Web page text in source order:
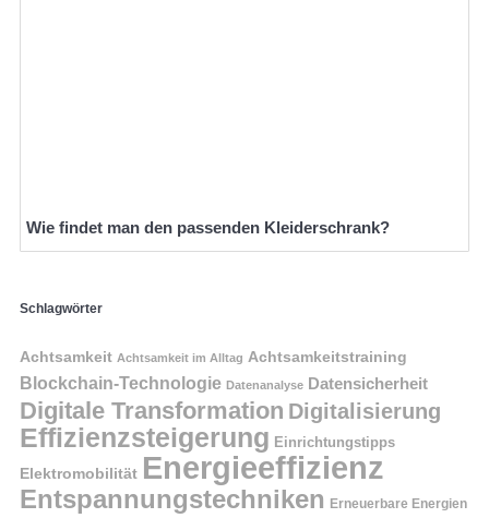
Wie findet man den passenden Kleiderschrank?
Schlagwörter
Achtsamkeit Achtsamkeit im Alltag Achtsamkeitstraining
Blockchain-Technologie Datenanalyse Datensicherheit
Digitale Transformation Digitalisierung
Effizienzsteigerung Einrichtungstipps
Elektromobilität Energieeffizienz
Entspannungstechniken Erneuerbare Energien